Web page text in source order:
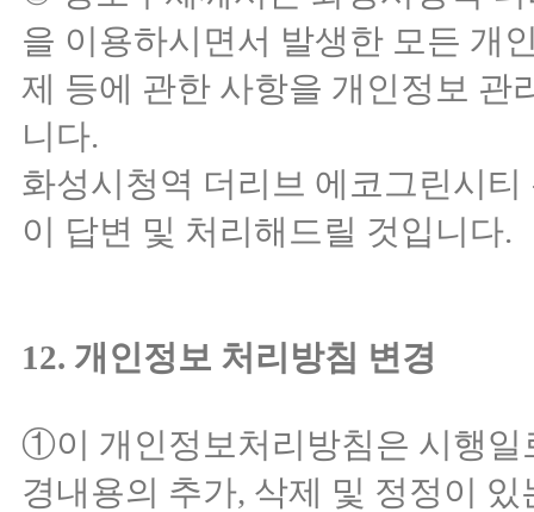
을 이용하시면서 발생한 모든 개
제 등에 관한 사항을 개인정보 관
니다.
화성시청역 더리브 에코그린시
이 답변 및 처리해드릴 것입니다.
12. 개인정보 처리방침 변경
①이 개인정보처리방침은 시행일
경내용의 추가, 삭제 및 정정이